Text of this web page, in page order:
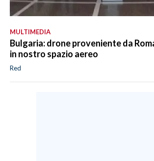
MULTIMEDIA
Bulgaria: drone proveniente da
in nostro spazio aereo
Red